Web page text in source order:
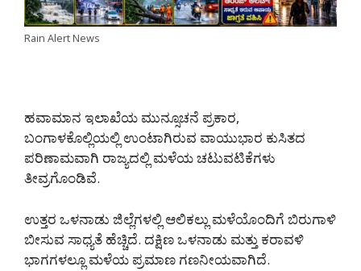
Rain Alert News
ಹವಾಮಾನ ಇಲಾಖೆಯ ಮುನ್ಸೂಚನೆ ಪ್ರಕಾರ,
ಬಂಗಾಳಕೊಲ್ಲಿಯಲ್ಲಿ ಉಂಟಾಗಿರುವ ವಾಯುಭಾರ ಕುಸಿತದ
ಪರಿಣಾಮವಾಗಿ ರಾಜ್ಯದಲ್ಲಿ ಮಳೆಯ ಚಟುವಟಿಕೆಗಳು
ತೀವ್ರಗೊಂಡಿವೆ.
ಉತ್ತರ ಒಳನಾಡು ಜಿಲ್ಲೆಗಳಲ್ಲಿ ಆಲಿಕಲ್ಲು ಮಳೆಯೊಂದಿಗೆ ಬಿರುಗಾಳಿ
ಬೀಸುವ ಸಾಧ್ಯತೆ ಹೆಚ್ಚಿದೆ. ದಕ್ಷಿಣ ಒಳನಾಡು ಮತ್ತು ಕರಾವಳಿ
ಭಾಗಗಳಲ್ಲೂ ಮಳೆಯ ಪ್ರಮಾಣ ಗಣನೀಯವಾಗಿದೆ.